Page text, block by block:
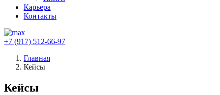
Карьера
Контакты
+7 (917) 512-66-97
Главная
Кейсы
Кейсы